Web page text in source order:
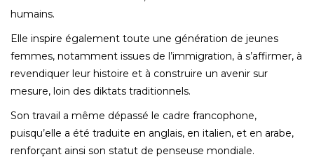
humains.
Elle inspire également toute une génération de jeunes
femmes, notamment issues de l’immigration, à s’affirmer, à
revendiquer leur histoire et à construire un avenir sur
mesure, loin des diktats traditionnels.
Son travail a même dépassé le cadre francophone,
puisqu’elle a été traduite en anglais, en italien, et en arabe,
renforçant ainsi son statut de penseuse mondiale.